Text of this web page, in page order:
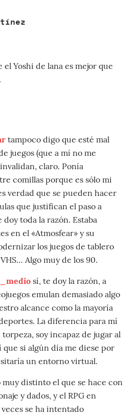
el Yoshi de lana es mejor que
tampoco digo que esté mal
juegos (que a mí no me
claro. Ponía
comillas porque es sólo mi
verdad que se pueden hacer
que justifican el paso a
doy toda la razón. Estaba
en el «Atmosfear» y su
los juegos de tablero
Algo muy de los 90.
sí, te doy la razón, a
emulan demasiado algo
alcance como la mayoría
La diferencia para mí
soy incapaz de jugar al
que si algún día me diese por
un entorno virtual.
muy distinto el que se hace con
y dados, y el RPG en
se ha intentado